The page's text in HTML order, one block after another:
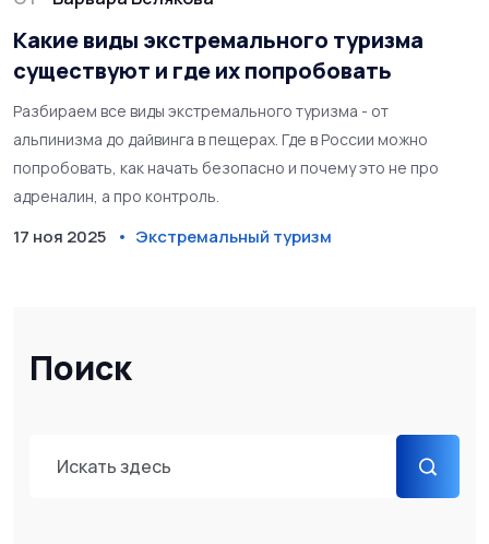
Поиск
Какие виды экстремального туризма
существуют и где их попробовать
Разбираем все виды экстремального туризма - от
альпинизма до дайвинга в пещерах. Где в России можно
попробовать, как начать безопасно и почему это не про
адреналин, а про контроль.
17 ноя 2025 Экстремальный туризм